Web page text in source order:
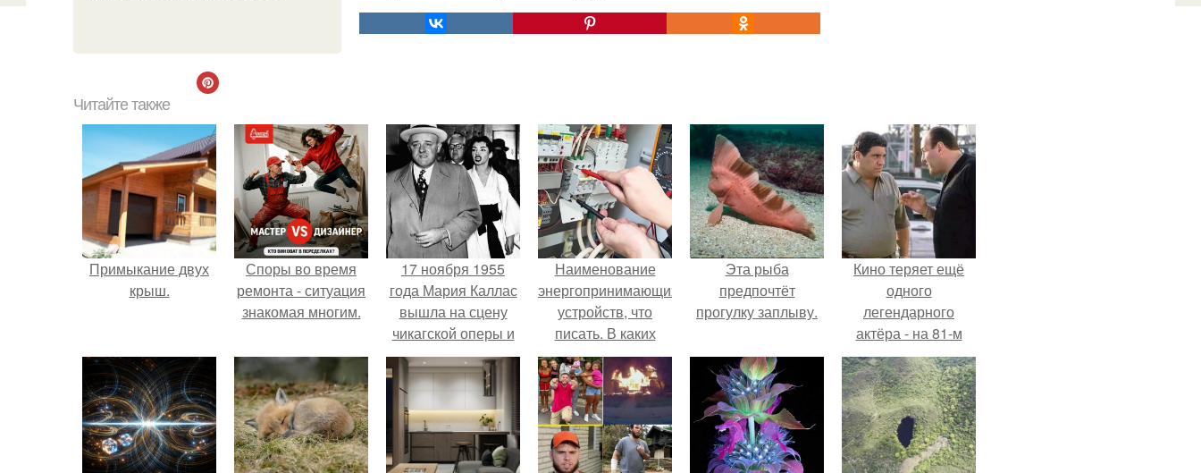
Читайте также
Примыкание двух
крыш.
Споры во время
ремонта - ситуация
знакомая многим.
17 ноября 1955
года Мария Каллас
вышла на сцену
чикагской оперы и
сорвала овации.
Наименование
энергопринимающих
устройств, что
писать. В каких
случаях подается
подобная заявка?
Эта рыба
предпочтёт
прогулку заплыву.
Кино теряет ещё
одного
легендарного
актёра - на 81-м
году жизни не стало
Винсента пасторе.